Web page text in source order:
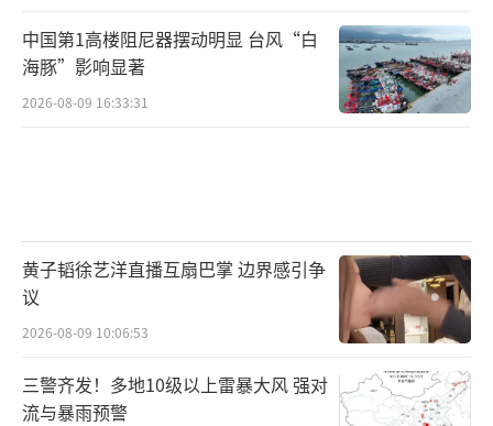
中国第1高楼阻尼器摆动明显 台风“白
海豚”影响显著
2026-08-09 16:33:31
黄子韬徐艺洋直播互扇巴掌 边界感引争
议
2026-08-09 10:06:53
三警齐发！多地10级以上雷暴大风 强对
流与暴雨预警